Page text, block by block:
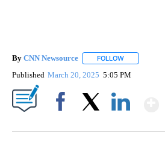
By CNN Newsource FOLLOW
Published March 20, 2025 5:05 PM